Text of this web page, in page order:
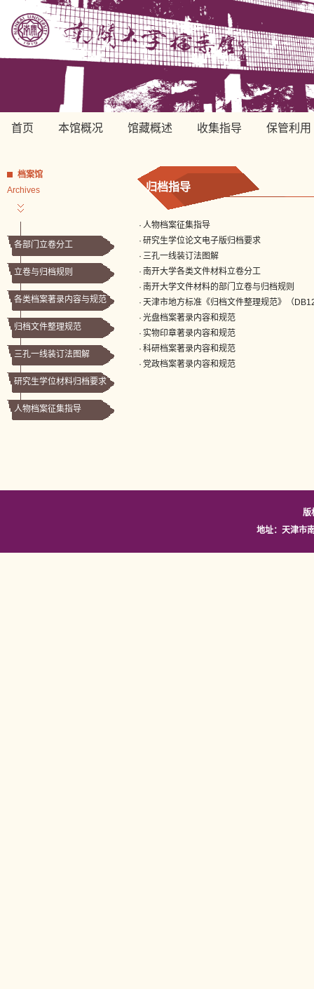
首页 本馆概况 馆藏概述 收集指导 保管利用
档案馆
Archives
各部门立卷分工
立卷与归档规则
各类档案著录内容与规范
归档文件整理规范
三孔一线装订法图解
研究生学位材料归档要求
人物档案征集指导
归档指导
· 人物档案征集指导
· 研究生学位论文电子版归档要求
· 三孔一线装订法图解
· 南开大学各类文件材料立卷分工
· 南开大学文件材料的部门立卷与归档规则
· 天津市地方标准《归档文件整理规范》（
· 光盘档案著录内容和规范
· 实物印章著录内容和规范
· 科研档案著录内容和规范
· 党政档案著录内容和规范
版
地址：天津市